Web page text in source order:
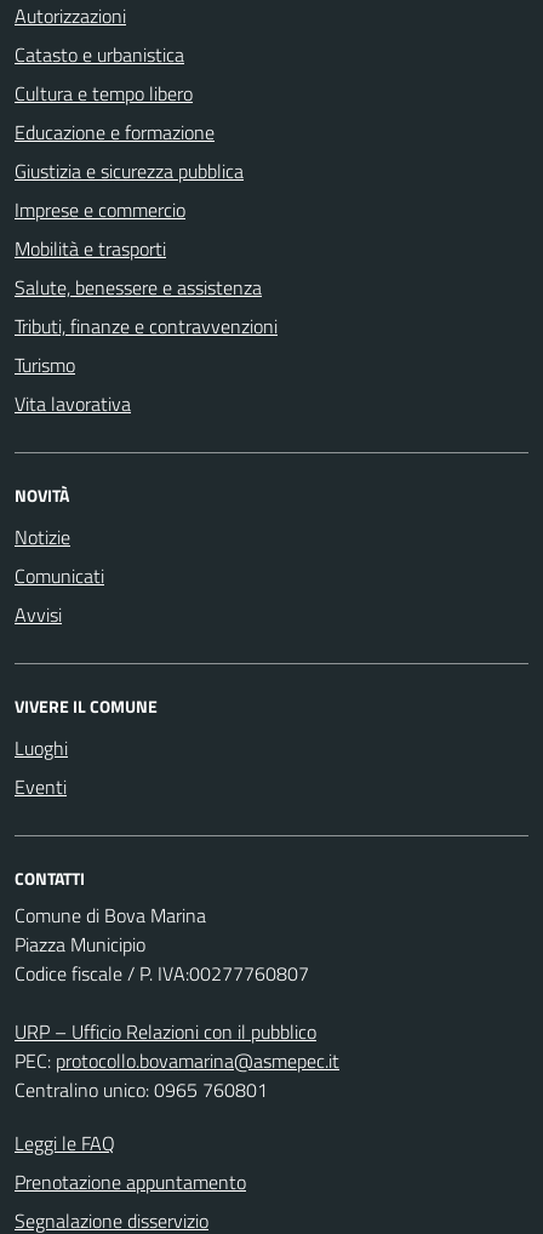
Autorizzazioni
Catasto e urbanistica
Cultura e tempo libero
Educazione e formazione
Giustizia e sicurezza pubblica
Imprese e commercio
Mobilità e trasporti
Salute, benessere e assistenza
Tributi, finanze e contravvenzioni
Turismo
Vita lavorativa
NOVITÀ
Notizie
Comunicati
Avvisi
VIVERE IL COMUNE
Luoghi
Eventi
CONTATTI
Comune di Bova Marina
Piazza Municipio
Codice fiscale / P. IVA:00277760807
URP – Ufficio Relazioni con il pubblico
PEC: protocollo.bovamarina@asmepec.it
Centralino unico: 0965 760801
Leggi le FAQ
Prenotazione appuntamento
Segnalazione disservizio